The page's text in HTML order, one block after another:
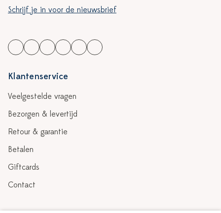
Schrijf je in voor de nieuwsbrief
Klantenservice
Veelgestelde vragen
Bezorgen & levertijd
Retour & garantie
Betalen
Giftcards
Contact